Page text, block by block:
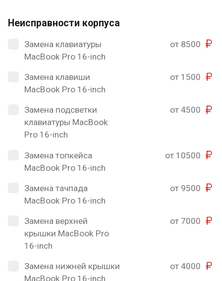
Неисправности корпуса
Замена клавиатуры
MacBook Pro 16-inch
от 8500
Замена клавиши
MacBook Pro 16-inch
от 1500
Замена подсветки
клавиатуры MacBook
Pro 16-inch
от 4500
Замена топкейса
MacBook Pro 16-inch
от 10500
Замена тачпада
MacBook Pro 16-inch
от 9500
Замена верхней
крышки MacBook Pro
16-inch
от 7000
Замена нижней крышки
MacBook Pro 16-inch
от 4000